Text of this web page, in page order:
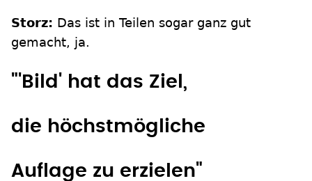
Storz: Das ist in Teilen sogar ganz gut
gemacht, ja.
"'Bild' hat das Ziel,
die höchstmögliche
Auflage zu erzielen"